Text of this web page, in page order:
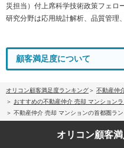
災担当）付上席科学技術政策フェロ
研究分野は応用統計解析、品質管理
顧客満足度について
オリコン顧客満足度ランキング
不動産仲
おすすめの不動産仲介 売却 マンション
不動産仲介 売却 マンションの首都圏ラ
オリコン顧客